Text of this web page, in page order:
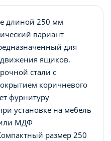
длиной 250 мм
вариант
для
ящиков.
стали с
коричневого
фурнитуру
установке на мебель
или МДФ
размер 250